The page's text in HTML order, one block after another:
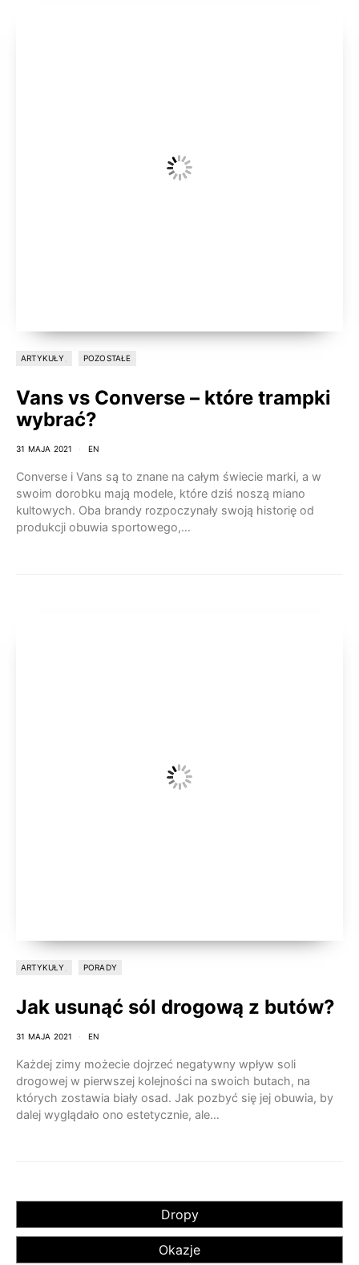
ARTYKUŁY POZOSTAŁE
Vans vs Converse – które trampki
wybrać?
31 MAJA 2021 EN
Converse i Vans są to znane na całym świecie marki, a w
swoim dorobku mają modele, które dziś noszą miano
kultowych. Oba brandy rozpoczynały swoją historię od
produkcji obuwia sportowego,…
ARTYKUŁY PORADY
Jak usunąć sól drogową z butów?
31 MAJA 2021 EN
Każdej zimy możecie dojrzeć negatywny wpływ soli
drogowej w pierwszej kolejności na swoich butach, na
których zostawia biały osad. Jak pozbyć się jej obuwia, by
dalej wyglądało ono estetycznie, ale…
Dropy
Okazje